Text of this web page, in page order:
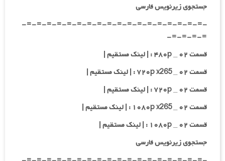
جستجوی زیرنویس فارسی
-=-=-=-=-=-=-=-=-=-=-=-=-=-=-=-=-=-=-
=-=-=-=-
قسمت ۰۲ _ ۴۸۰p : | لینک مستقیم |
قسمت ۰۲ _ ۷۲۰p x265 : | لینک مستقیم |
قسمت ۰۲ _ ۷۲۰p : | لینک مستقیم |
قسمت ۰۲ _ ۱۰۸۰p x265 : | لینک مستقیم |
قسمت ۰۲ _ ۱۰۸۰p : | لینک مستقیم |
جستجوی زیرنویس فارسی